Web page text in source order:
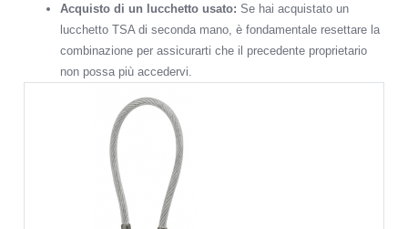
Acquisto di un lucchetto usato: Se hai acquistato un
lucchetto TSA di seconda mano, è fondamentale resettare la
combinazione per assicurarti che il precedente proprietario
non possa più accedervi.